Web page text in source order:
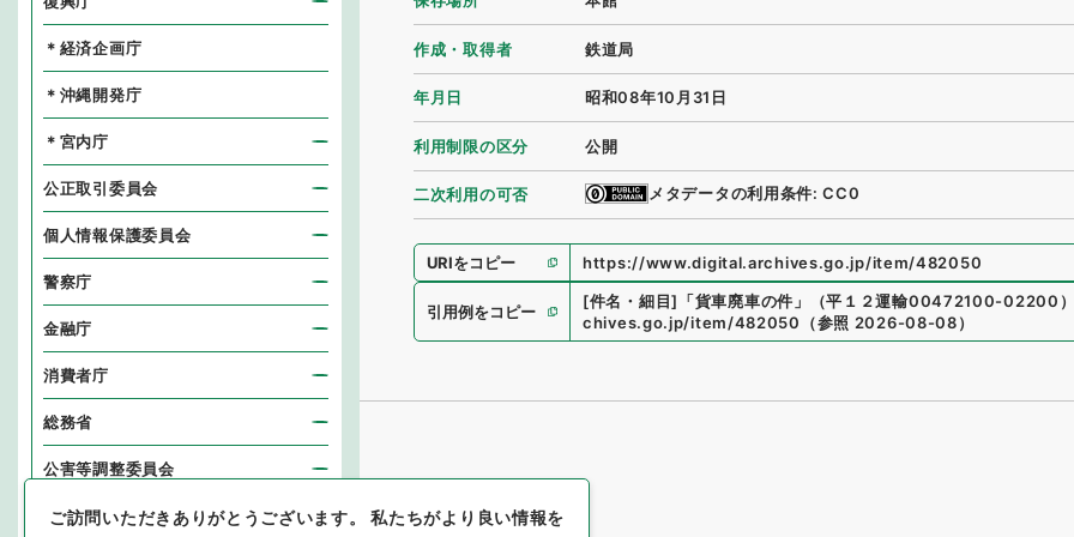
作成・取得者 鉄道局
年月日 昭和08年10月31日
利用制限の区分 公開
二次利用の可否 メタデータの利用条件: CC0
URIをコピー https://www.digital.archives.go.jp/item/482050
引用例をコピー
[件名・細目] 「貨車廃車の件 」 （平１２運輸00472100-02200
chives.go.jp/item/482050
（参照 2026-08-08）
＊経済企画庁
＊沖縄開発庁
＊宮内庁
公正取引委員会
個人情報保護委員会
警察庁
金融庁
消費者庁
総務省
公害等調整委員会
消防庁
ご訪問いただきありがとうございます。私たちがより良い情報を